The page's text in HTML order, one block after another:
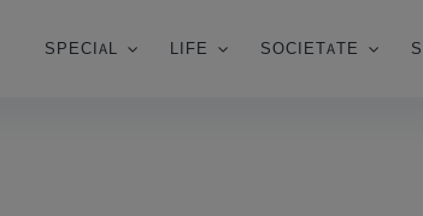
SPECIAL LIFE SOCIETATE